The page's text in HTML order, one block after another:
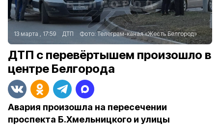
13 марта , 17:59 ДТП Фото:Телеграм-канал «Жесть Белгород»
ДТП с перевёртышем произошло в
центре Белгорода
Авария произошла на пересечении
проспекта Б.Хмельницкого и улицы